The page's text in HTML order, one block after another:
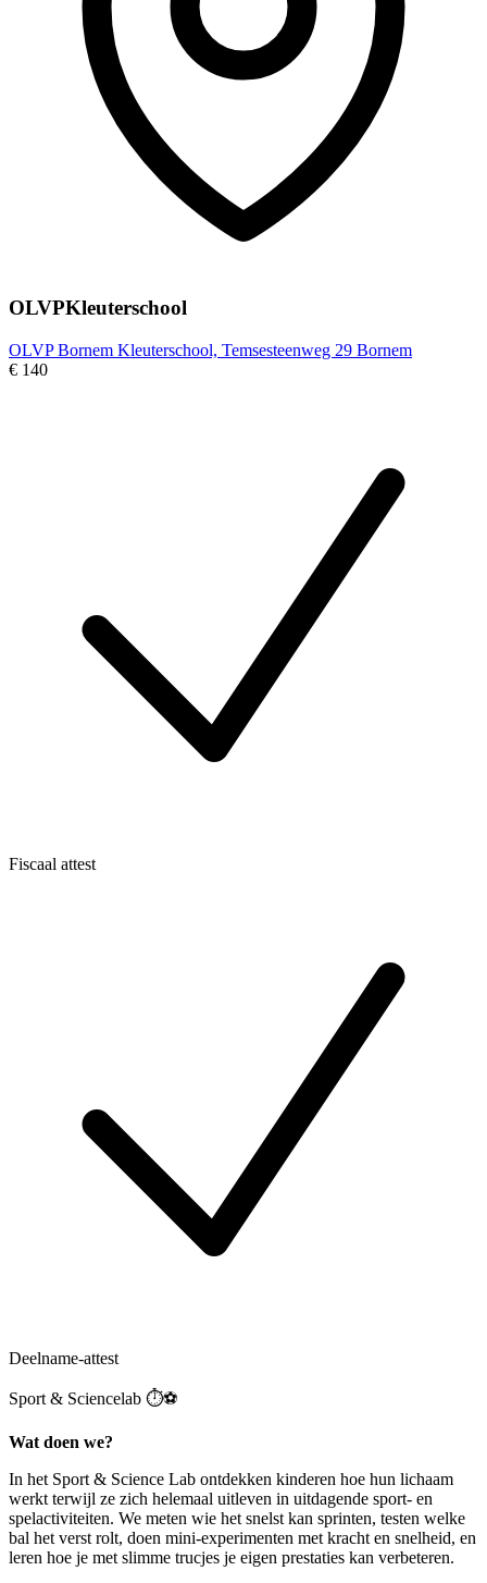
OLVPKleuterschool
OLVP Bornem Kleuterschool, Temsesteenweg 29 Bornem
€ 140
Fiscaal attest
Deelname-attest
Sport & Sciencelab ⏱️⚽️
Wat doen we?
In het Sport & Science Lab ontdekken kinderen hoe hun lichaam
werkt terwijl ze zich helemaal uitleven in uitdagende sport- en
spelactiviteiten. We meten wie het snelst kan sprinten, testen welke
bal het verst rolt, doen mini-experimenten met kracht en snelheid, en
leren hoe je met slimme trucjes je eigen prestaties kan verbeteren.